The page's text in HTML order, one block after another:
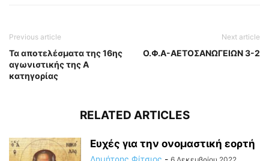
Previous article
Τα αποτελέσματα της 16ης
αγωνιστικής της Α
κατηγορίας
Next article
Ο.Φ.Α-ΑΕΤΟΣΑΝΩΓΕΙΩΝ 3-2
RELATED ARTICLES
Ευχές για την ονομαστική εορτή
Δημήτρης Φίτσιος -